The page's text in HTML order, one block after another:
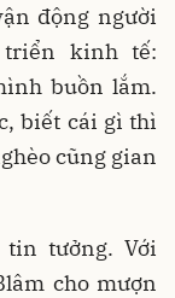
động người
kinh tế:
buồn lắm.
biết cái gì thì
cũng gian
tưởng. Với
cho mượn